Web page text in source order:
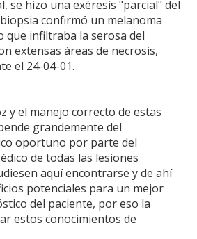
se hizo una exéresis "parcial" del
confirmó un melanoma
que infiltraba la serosa del
extensas áreas de necrosis,
el 24-04-01.
y el manejo correcto de estas
grandemente del
oportuno por parte del
de todas las lesiones
aquí encontrarse y de ahí
potenciales para un mejor
del paciente, por eso la
estos conocimientos de